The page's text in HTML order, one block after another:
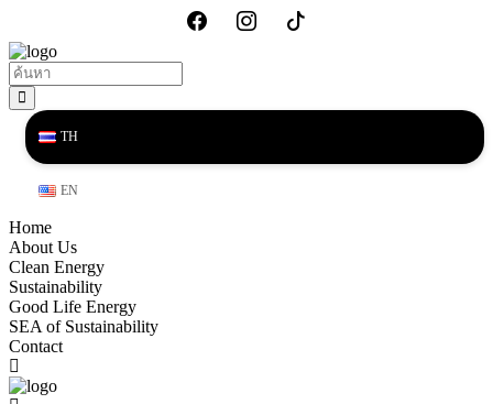
TH
EN
Home
About Us
Clean Energy
Sustainability
Good Life Energy
SEA of Sustainability
Contact